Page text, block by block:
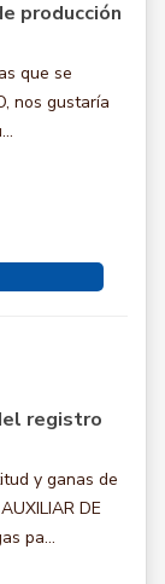
producción
que se
nos gustaría
registro
y ganas de
DE
pa...